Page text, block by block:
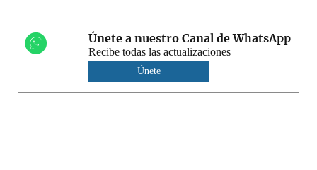
Únete a nuestro Canal de WhatsApp
Recibe todas las actualizaciones
Únete